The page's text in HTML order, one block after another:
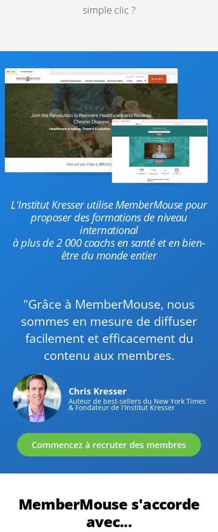
simple clic ?
L'Institut Kresser utilise MemberMouse pour
proposer des formations de niveau
international
à plus de 2 000 coachs en santé et en bien-
être du monde entier
"Grâce à MemberMouse, nous
sommes en mesure de diffuser
facilement et efficacement du
contenu aux membres.
Chris Kresser
Auteur de best-sellers du New York Times
& Fondateur de l'Institut Kresser
Commencez à recruter des membres
MemberMouse s'accorde
avec...